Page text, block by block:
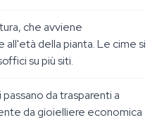
che avviene
della pianta. Le cime si
su più siti.
da trasparenti a
da gioielliere economica